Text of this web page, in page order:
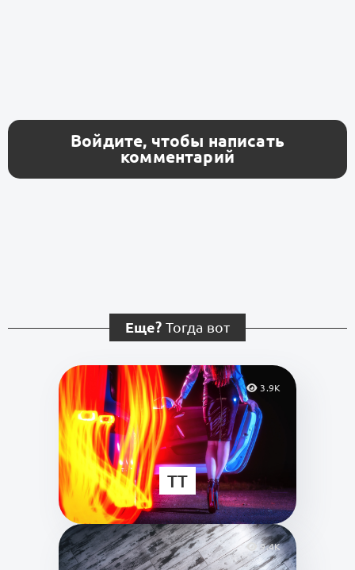
Войдите, чтобы написать
комментарий
Еще? Тогда вот
3.9K
TT
9.4K